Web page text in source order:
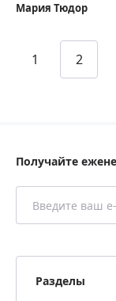
Мария Тюдор
1 2
Получайте
Разделы